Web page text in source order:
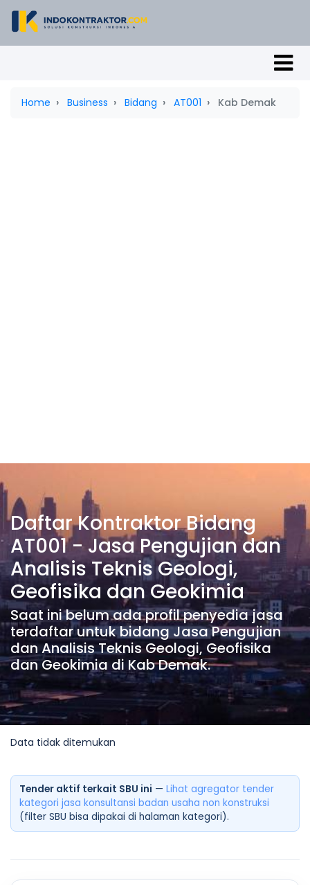
Home Business Bidang AT001 Kab Demak
Daftar Kontraktor Bidang
AT001 - Jasa Pengujian dan
Analisis Teknis Geologi,
Geofisika dan Geokimia
Saat ini belum ada profil penyedia jasa
terdaftar untuk bidang Jasa Pengujian
dan Analisis Teknis Geologi, Geofisika
dan Geokimia di Kab Demak.
Data tidak ditemukan
Tender aktif terkait SBU ini — Lihat agregator tender
kategori jasa konsultansi badan usaha non konstruksi
(filter SBU bisa dipakai di halaman kategori).